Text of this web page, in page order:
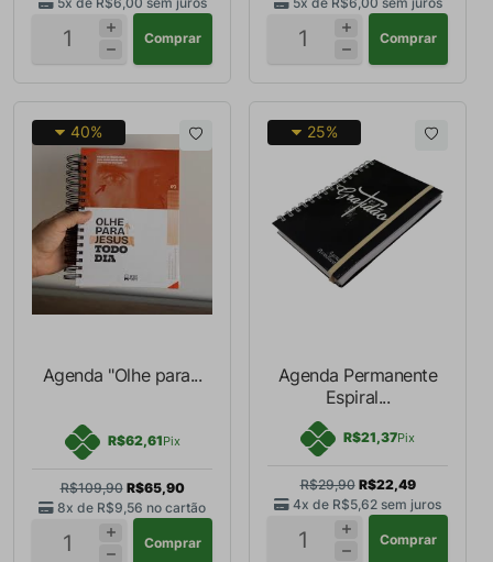
Comprar Comprar
40%
Agenda "Olhe para...
R$62,61Pix
R$109,90 R$65,90
8x de R$9,56 no cartão
Comprar
25%
Agenda Permanente
Espiral...
R$21,37Pix
R$29,90 R$22,49
4x de R$5,62 sem juros
Comprar